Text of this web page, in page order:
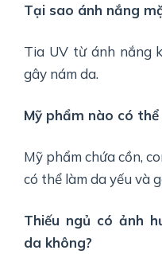
Tại sao ánh nắng
Tia UV từ ánh nắng
gây nám da.
Mỹ phẩm nào có
Mỹ phẩm chứa cồn,
có thể làm da yếu và
Thiếu ngủ có ảnh
da không?